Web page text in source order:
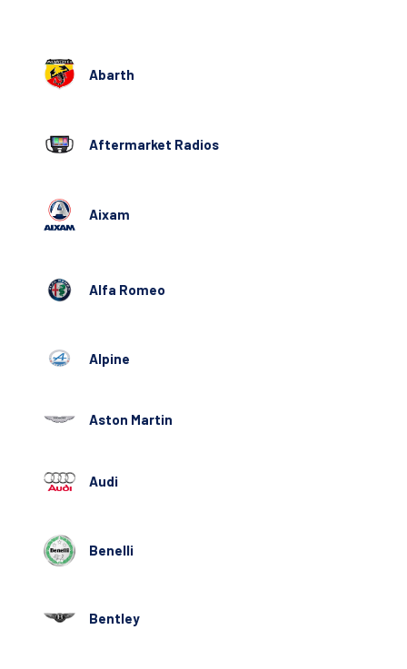
Abarth
Aftermarket Radios
Aixam
Alfa Romeo
Alpine
Aston Martin
Audi
Benelli
Bentley